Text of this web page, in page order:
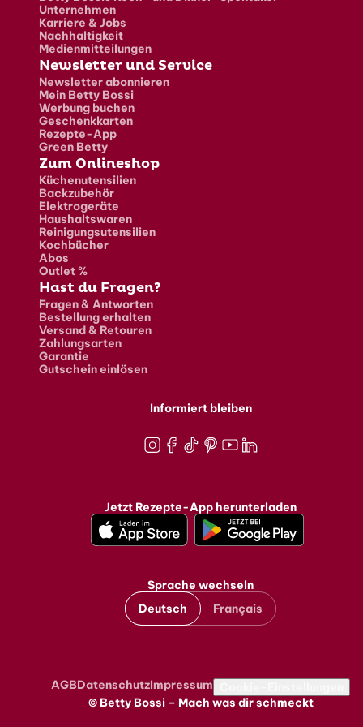
Unternehmen
Karriere & Jobs
Nachhaltigkeit
Medienmitteilungen
Newsletter und Service
Newsletter abonnieren
Mein Betty Bossi
Werbung buchen
Geschenkkarten
Rezepte-App
Green Betty
Zum Onlineshop
Küchenutensilien
Backzubehör
Elektrogeräte
Haushaltswaren
Reinigungsutensilien
Kochbücher
Abos
Outlet %
Hast du Fragen?
Fragen & Antworten
Bestellung erhalten
Versand & Retouren
Zahlungsarten
Garantie
Gutschein einlösen
Informiert bleiben
Jetzt Rezepte-App herunterladen
Sprache wechseln
Deutsch
Français
Metanavigation
AGBDatenschutzImpressum
© Betty Bossi – Mach was dir schmeckt